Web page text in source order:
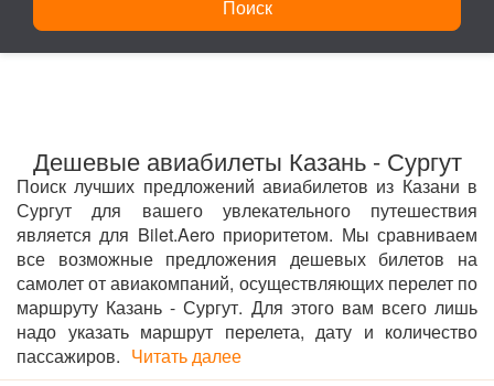
Поиск
Дешевые авиабилеты Казань - Сургут
Поиск лучших предложений авиабилетов из Казани в
Сургут для вашего увлекательного путешествия
является для Bilet.Aero приоритетом. Мы сравниваем
все возможные предложения дешевых билетов на
самолет от авиакомпаний, осуществляющих перелет по
маршруту Казань - Сургут. Для этого вам всего лишь
надо указать маршрут перелета, дату и количество
пассажиров. Читать далее